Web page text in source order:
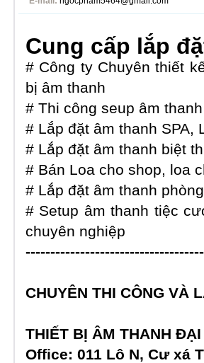
Cung cấp lắp
# Công ty Chuyên thiết
bị âm thanh
# Thi công seup âm
# Lắp đặt âm thanh SPA,
# Lắp đặt âm thanh biệt
# Bán Loa cho shop, loa
# Lắp đặt âm thanh
# Setup âm thanh tiệc
chuyên nghiệp
CHUYÊN THI CÔNG VÀ
THIẾT BỊ ÂM THANH ĐẠI
Office: 011 Lô N, Cư xá